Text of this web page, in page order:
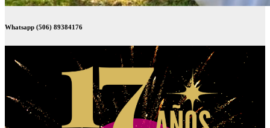
Whatsapp (506) 89384176